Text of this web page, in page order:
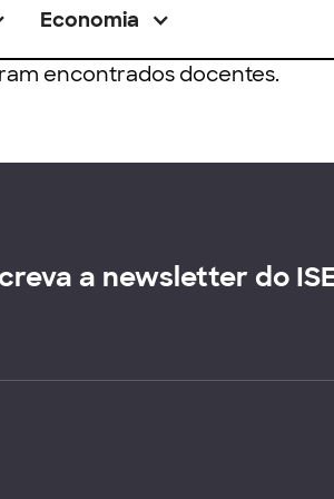
Economia
encontrados docentes.
a newsletter do